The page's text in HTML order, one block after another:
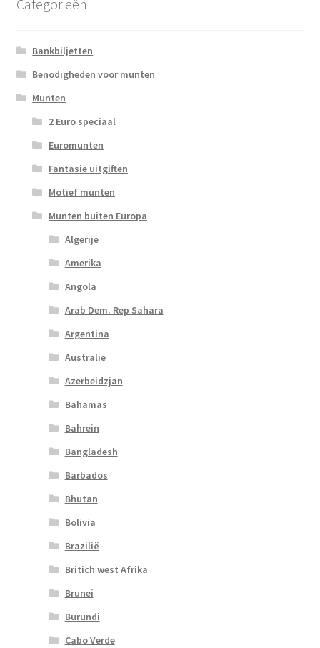
Categorieën
Bankbiljetten
Benodigheden voor munten
Munten
2 Euro speciaal
Euromunten
Fantasie uitgiften
Motief munten
Munten buiten Europa
Algerije
Amerika
Angola
Arab Dem. Rep Sahara
Argentina
Australie
Azerbeidzjan
Bahamas
Bahrein
Bangladesh
Barbados
Bhutan
Bolivia
Brazilië
Britich west Afrika
Brunei
Burundi
Cabo Verde